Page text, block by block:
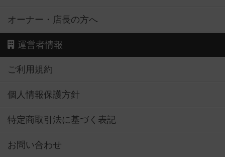
オーナー・店長の方へ
運営者情報
ご利用規約
個人情報保護方針
特定商取引法に基づく表記
お問い合わせ